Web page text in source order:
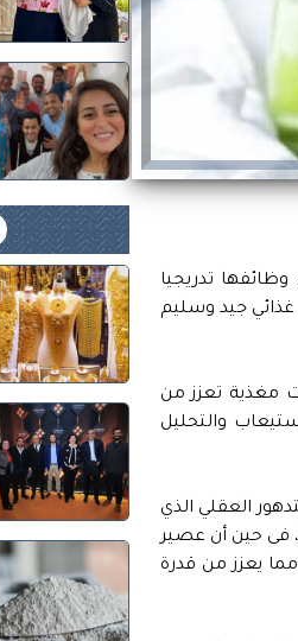
تدريجيا
غذائي جيد وسليم
مغذية تعزز من
والتحليل
العقلي الذي
فى حين أن عصير
يعزز من قدرة